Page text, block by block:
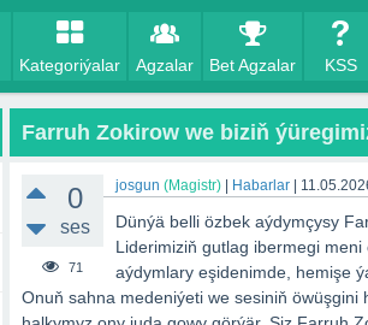
Kategoriýalar Agzalar Bet Agzalar KSS
Farruh Zokirow we biziň
0
ses
71
josgun (Magistr) Habarlar
Dünýä belli özbek aýdymçysy
Liderimiziň gutlag ibermegi
aýdymlary eşidenimde, hemişe
Onuň sahna medeniýeti we sesiniň